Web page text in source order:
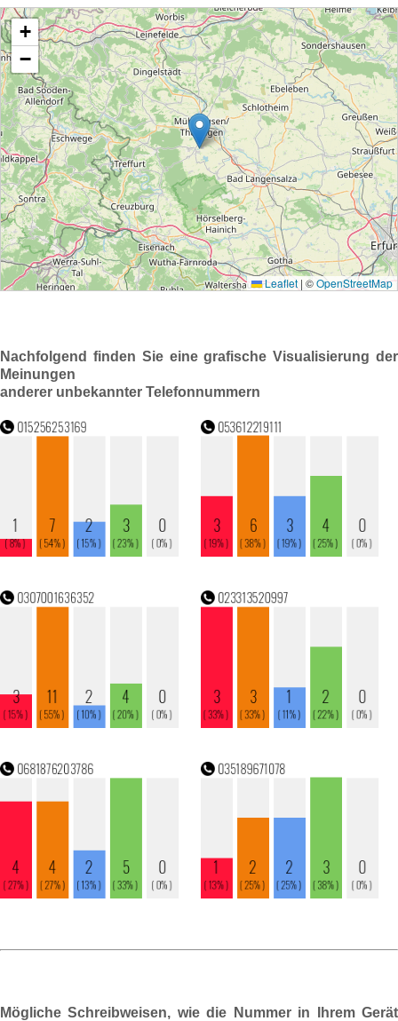
Nachfolgend finden Sie eine grafische Visualisierung der
Meinungen
anderer unbekannter Telefonnummern
Mögliche Schreibweisen, wie die Nummer in Ihrem Gerät